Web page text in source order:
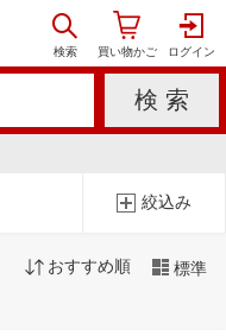
絞込み
おすすめ順 標準